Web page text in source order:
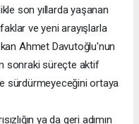
son yıllarda yaşanan
ve yeni arayışlarla
Ahmet Davutoğlu'nun
sonraki süreçte aktif
sürdürmeyeceğini ortaya
ya da geri adımın